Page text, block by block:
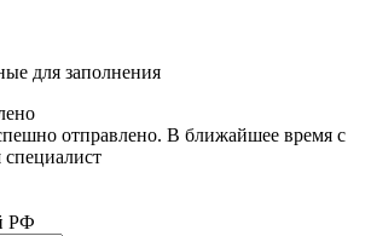
для заполнения
отправлено. В ближайшее время с
РФ